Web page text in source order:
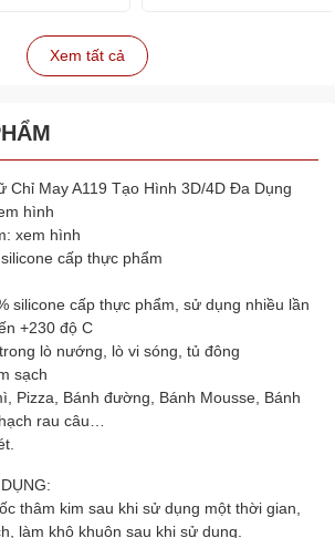
Xem tất cả
Chỉ May A119 Tạo Hình 3D/4D Đa Dụng
hình
xem hình
cấp thực phẩm
silicone cấp thực phẩm, sử dụng nhiều lần
+230 độ C
lò nướng, lò vi sóng, tủ đông
sạch
Pizza, Bánh đường, Bánh Mousse, Bánh
rau câu…
thâm kim sau khi sử dụng một thời gian,
làm khô khuôn sau khi sử dụng.